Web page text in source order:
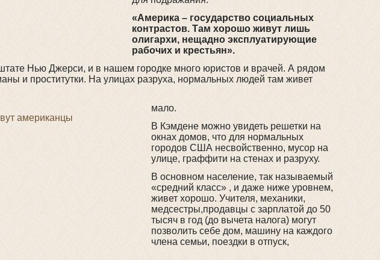
«Америка – государство социальных
контрастов. Там хорошо живут лишь
олигархи, нещадно эксплуатирующие
рабочих и крестьян».
Нью Джерси, и в нашем городке много юристов и врачей. А рядом
и проститутки. На улицах разруха, нормальных людей там живет
мало.
В Кэмдене можно увидеть решетки на
окнах домов, что для нормальных
городов США несвойственно, мусор на
улице, граффити на стенах и разруху.
В основном население, так называемый
«средний класс» , и даже ниже уровнем,
живет хорошо. Учителя, механики,
медсестры,продавцы с зарплатой до 50
тысяч в год (до вычета налога) могут
позволить себе дом, машину на каждого
члена семьи, поездки в отпуск,